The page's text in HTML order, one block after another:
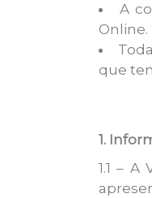
A
Online.
que
1.
1.1 –